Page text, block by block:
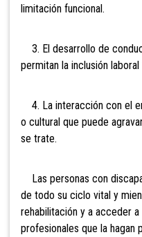
limitación funcional.
3. El desarrollo de
permitan la inclusión
4. La interacción con el
o cultural que puede
se trate.
Las personas con
de todo su ciclo vital y
rehabilitación y a acceder
profesionales que la hagan